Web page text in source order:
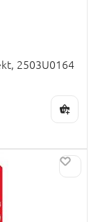
2503U0164